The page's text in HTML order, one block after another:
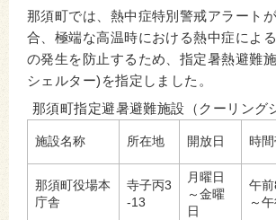
那須町では、熱中症特別警戒アラート
合、極端な高温時における熱中症によ
の発生を防止するため、指定暑熱避難
シェルター)を指定しました。
那須町指定避暑避難施設（クーリング
施設名称 所在地 開放日 時
那須町役場本
庁舎
寺子丙3
-13
月曜日
～金曜
日
午
～